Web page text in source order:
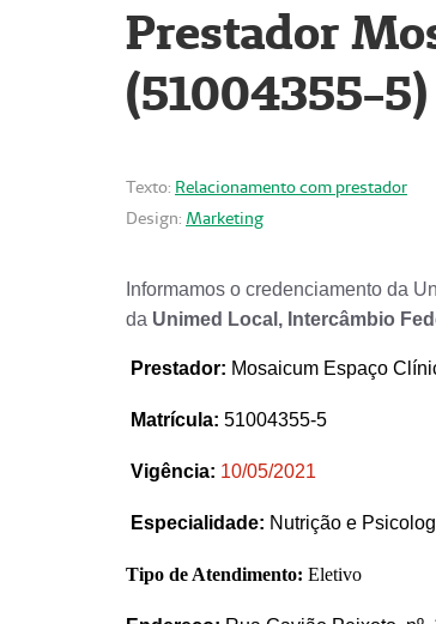
Prestador
(51004355-5)
Texto: Relacionamento com prestador
Design: Marketing
Informamos o credenciamento da
da Unimed Local, Intercâmbio
Prestador: Mosaicum Espaço
Matrícula: 51004355-5
Vigência: 10/05/2021
Especialidade: Nutrição e
Tipo de Atendimento: Eletivo